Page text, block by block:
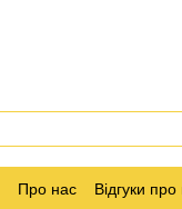
Про нас Відгуки